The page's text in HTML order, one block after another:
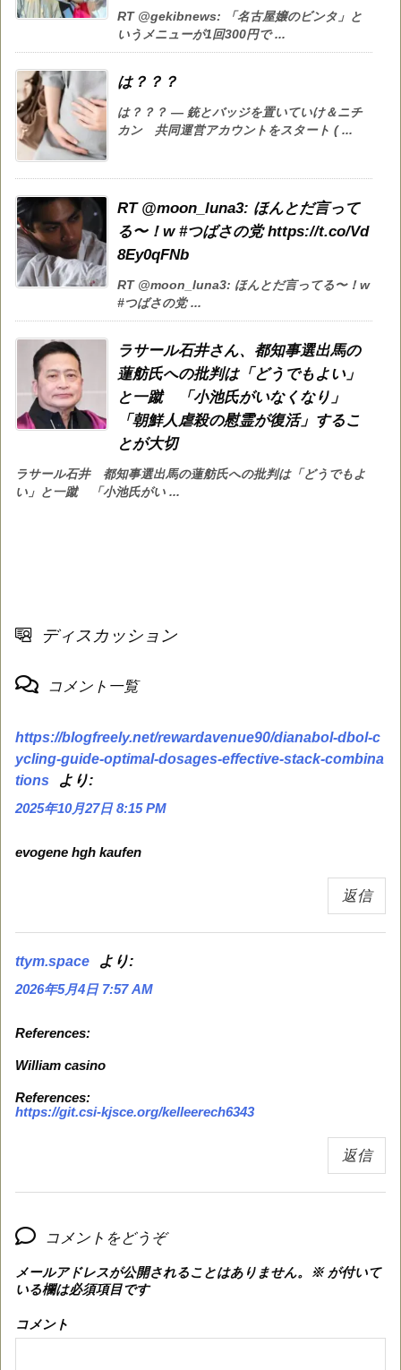
RT @gekibnews: 「名古屋嬢のビンタ」と
いうメニューが1回300円で ...
は？？？
は？？？ — 銃とバッジを置いていけ＆ニチ
カン 共同運営アカウントをスタート ( ...
RT @moon_luna3: ほんとだ言って
る〜！w #つばさの党 https://t.co/Vd
8Ey0qFNb
RT @moon_luna3: ほんとだ言ってる〜！w
#つばさの党 ...
ラサール石井さん、都知事選出馬の
蓮舫氏への批判は「どうでもよい」
と一蹴 「小池氏がいなくなり」
「朝鮮人虐殺の慰霊が復活」するこ
とが大切
ラサール石井 都知事選出馬の蓮舫氏への批判は「どうでもよ
い」と一蹴 「小池氏がい ...
ディスカッション
コメント一覧
https://blogfreely.net/rewardavenue90/dianabol-dbol-c
ycling-guide-optimal-dosages-effective-stack-combina
tions
より:
2025年10月27日 8:15 PM
evogene hgh kaufen
返信
ttym.space より:
2026年5月4日 7:57 AM
References:
William casino
References:
https://git.csi-kjsce.org/kelleerech6343
返信
コメントをどうぞ
メールアドレスが公開されることはありません。 ※が付いて
いる欄は必須項目です
コメント